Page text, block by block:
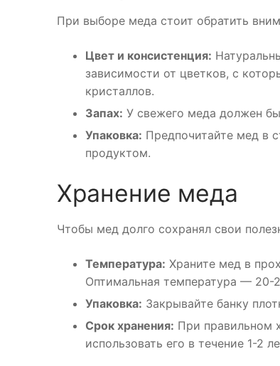
При выборе меда стоит обратить
Цвет и консистенция:
зависимости от цветков, с
кристаллов.
Запах: У свежего меда должен
Упаковка: Предпочитайте мед в
продуктом.
Хранение меда
Чтобы мед долго сохранял свои
Температура: Храните мед в
Оптимальная температура — 20-
Упаковка: Закрывайте банку
Срок хранения: При правильном
использовать его в течение 1-2